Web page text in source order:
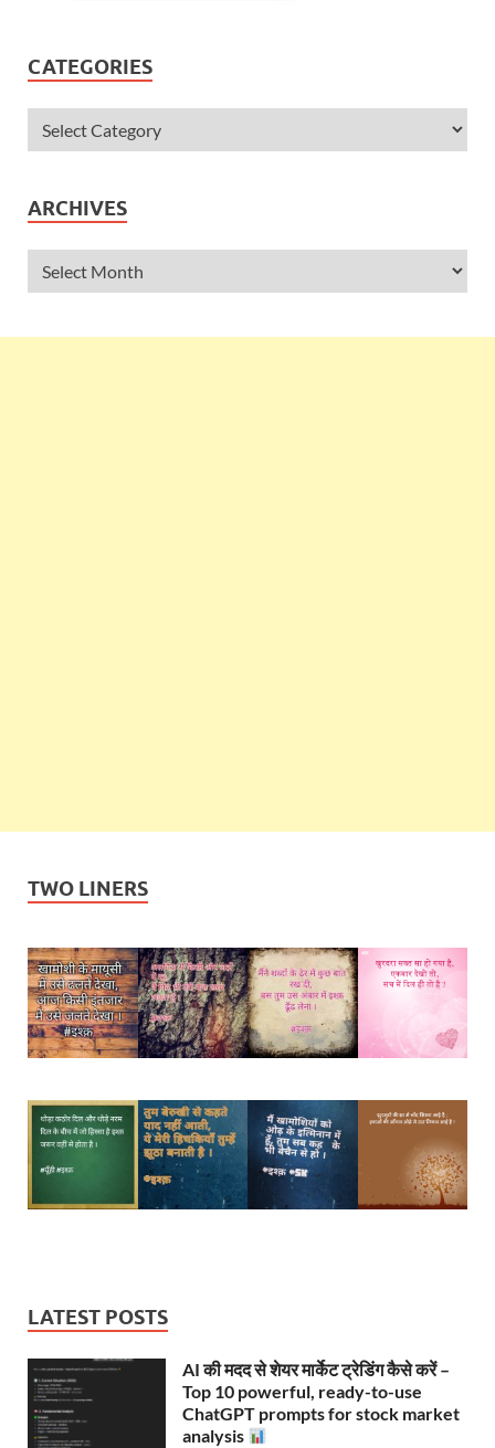
CATEGORIES
ARCHIVES
TWO LINERS
LATEST POSTS
AI की मदद से शेयर मार्केट ट्रेडिंग कैसे करें –
Top 10 powerful, ready-to-use
ChatGPT prompts for stock market
analysis